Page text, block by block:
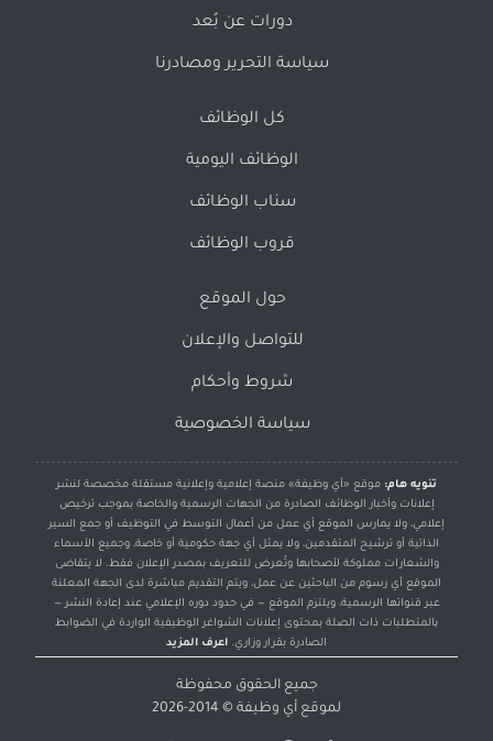
دورات عن بُعد
سياسة التحرير ومصادرنا
كل الوظائف
الوظائف اليومية
سناب الوظائف
قروب الوظائف
حول الموقع
للتواصل والإعلان
شروط وأحكام
سياسة الخصوصية
تنويه هام: موقع «أي وظيفة» منصة إعلامية وإعلانية مستقلة مخصصة لنشر
إعلانات وأخبار الوظائف الصادرة من الجهات الرسمية والخاصة بموجب ترخيص
إعلامي، ولا يمارس الموقع أي عمل من أعمال التوسط في التوظيف أو جمع السير
الذاتية أو ترشيح المتقدمين، ولا يمثل أي جهة حكومية أو خاصة، وجميع الأسماء
والشعارات مملوكة لأصحابها وتُعرض للتعريف بمصدر الإعلان فقط. لا يتقاضى
الموقع أي رسوم من الباحثين عن عمل، ويتم التقديم مباشرة لدى الجهة المعلنة
عبر قنواتها الرسمية، ويلتزم الموقع — في حدود دوره الإعلامي عند إعادة النشر —
بالمتطلبات ذات الصلة بمحتوى إعلانات الشواغر الوظيفية الواردة في الضوابط
الصادرة بقرار وزاري. اعرف المزيد
جميع الحقوق محفوظة
لموقع أي وظيفة © 2014-2026